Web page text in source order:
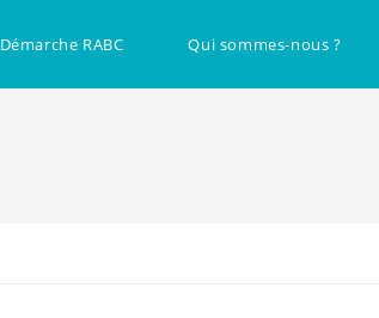
Démarche RABC Qui sommes-nous ?